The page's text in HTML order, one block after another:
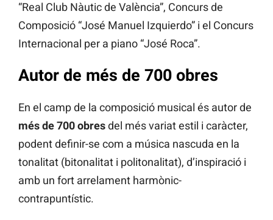
“Real Club Nàutic de València”, Concurs de
Composició “José Manuel Izquierdo” i el Concurs
Internacional per a piano “José Roca”.
Autor de més de 700 obres
En el camp de la composició musical és autor de
més de 700 obresdel més variat estil i caràcter,
podent definir-se com a música nascuda en la
tonalitat (bitonalitat i politonalitat), d’inspiració i
amb un fort arrelament harmònic-
contrapuntístic.